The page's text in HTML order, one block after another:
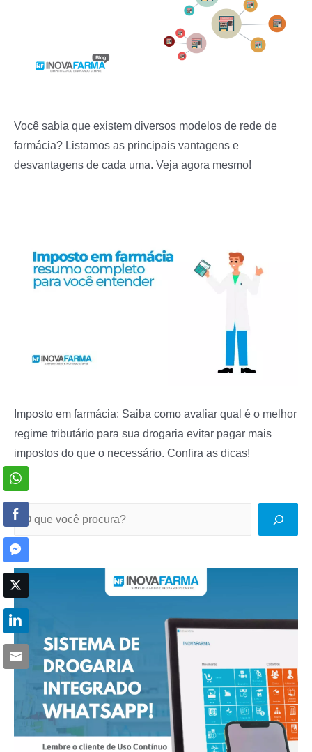
P
e
s
q
i
s
a
Você sabia que existem diversos modelos de rede de
farmácia? Listamos as principais vantagens e
desvantagens de cada uma. Veja agora mesmo!
Imposto em farmácia: Saiba como avaliar qual é o melhor
regime tributário para sua drogaria evitar pagar mais
impostos do que o necessário. Confira as dicas!